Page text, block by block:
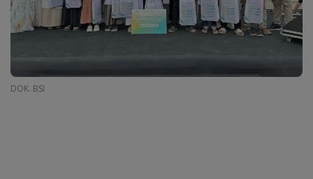
DOK. BSI